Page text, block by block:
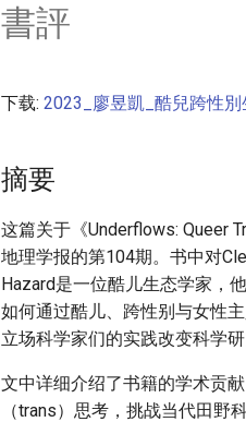
書評
下载: 2023_廖昱凱_酷兒跨性
摘要
这篇关于《Underflows: Queer
地理学报的第104期。书中对
Hazard是一位酷儿生态学家，
如何通过酷儿、跨性别与女性
立场科学家们的实践改变科学
文中详细介绍了书籍的学术贡
（trans）思考，挑战当代田